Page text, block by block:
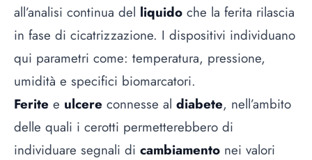
all’analisi continua del liquido che la ferita rilascia
in fase di cicatrizzazione. I dispositivi individuano
qui parametri come: temperatura, pressione,
umidità e specifici biomarcatori.
Ferite e ulcere connesse al diabete, nell’ambito
delle quali i cerotti permetterebbero di
individuare segnali di cambiamento nei valori